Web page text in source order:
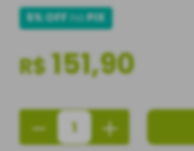
5% OFFnoPIX
R$151,90
＋
－